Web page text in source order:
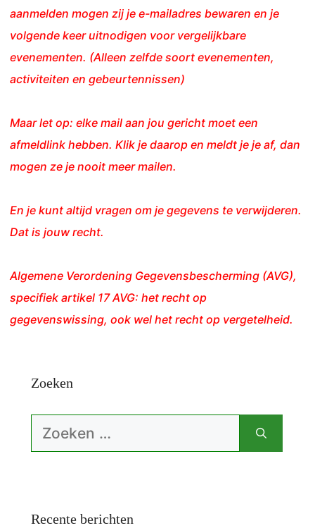
aanmelden mogen zij je e-mailadres bewaren en je
volgende keer uitnodigen voor vergelijkbare
evenementen. (Alleen zelfde soort evenementen,
activiteiten en gebeurtennissen)
Maar let op: elke mail aan jou gericht moet een
afmeldlink hebben. Klik je daarop en meldt je je af, dan
mogen ze je nooit meer mailen.
En je kunt altijd vragen om je gegevens te verwijderen.
Dat is jouw recht.
Algemene Verordening Gegevensbescherming (AVG),
specifiek artikel 17 AVG: het recht op
gegevenswissing, ook wel het recht op vergetelheid.
Zoeken
Zoek
naar:
Recente berichten